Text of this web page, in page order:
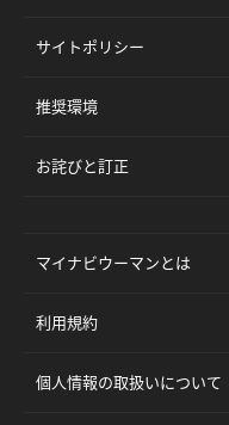
サイトポリシー
推奨環境
お詫びと訂正
マイナビウーマンとは
利用規約
個人情報の取扱いについて